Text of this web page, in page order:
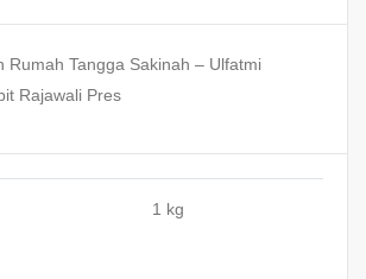
Rumah Tangga Sakinah – Ulfatmi
Rajawali Pres
1 kg